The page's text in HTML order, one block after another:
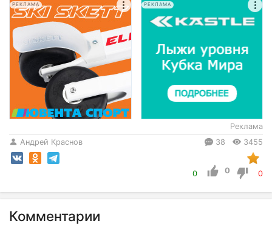
РЕКЛАМА РЕКЛАМА
Реклама
Андрей Краснов
38 3455
0 0 0
Комментарии